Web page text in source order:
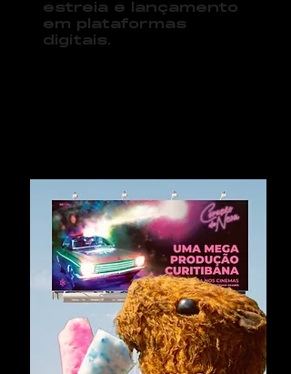
estreia e lançamento
em plataformas
digitais.